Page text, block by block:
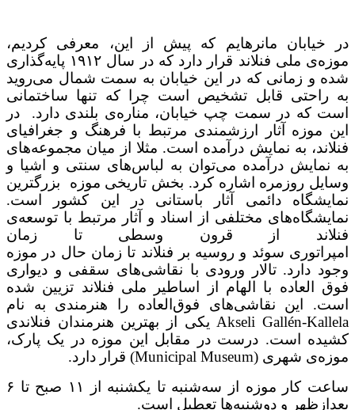
در خیابان مانرهایم که پیش از این، معرفی کردیم،
موزه‌ی ملی فنلاند قرار دارد که در سال ۱۹۱۲ پایه‌گذاری
شده و زمانی که در این خیابان به سمت شمال می‌روید
به راحتی قابل تشخیص است چرا که تنها ساختمانی
است که در سمت چپ خیابان، مناره‌ی بلندی دارد. در
این موزه آثار ارزشمندی مرتبط با فرهنگ و جغرافیای
فنلاند، به نمایش درآمده است. مثلا از میان مجموعه‌های
به نمایش درآمده می‌توان به لباس‌های سنتی و اشیا و
وسایل روزمره اشاره کرد. بخش تاریخی موزه بزرگترین
نمایشگاه دائمی آثار باستانی در این کشور است.
نمایشگاه‌های مختلفی از اسناد و آثار مرتبط با توسعه‌ی
فنلاند از قرون وسطی تا زمان
امپراتوری سوئد و روسیه بر فنلاند تا زمان حال در موزه
وجود دارد. تالار ورودی با نقاشی‌های سقفی و دیواری
فوق العاده با الهام از اساطیر ملی فنلاند تزیین شده
است. این نقاشی‌های فوق‌العاده را هنرمندی به نام
Akseli Gallén-Kallela یکی از بهترین هنرمندان فنلاندی
کشیده است. درست در مقابل این موزه در یک پارک،
موزه‌ی شهری (Municipal Museum) قرار دارد.
ساعت کار موزه از سه‌شنبه تا یکشنبه از ۱۱ صبح تا ۶
یعدازظهر و دوشنبه‌ها تعطیل است.